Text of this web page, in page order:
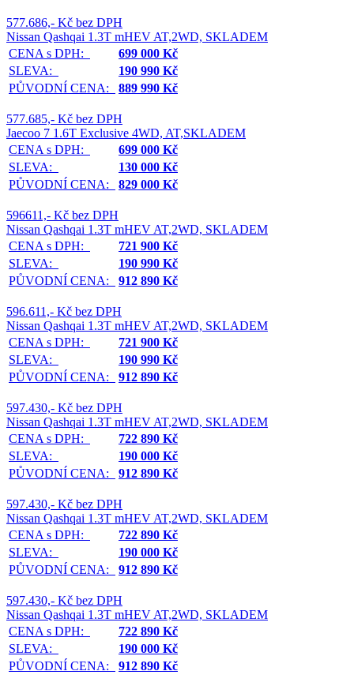
577.686,- Kč bez DPH
Nissan Qashqai 1.3T mHEV AT,2WD, SKLADEM
CENA s DPH:
699 000 Kč
SLEVA:
190 990 Kč
PŮVODNÍ CENA:
889 990 Kč
577.685,- Kč bez DPH
Jaecoo 7 1.6T Exclusive 4WD, AT,SKLADEM
CENA s DPH:
699 000 Kč
SLEVA:
130 000 Kč
PŮVODNÍ CENA:
829 000 Kč
596611,- Kč bez DPH
Nissan Qashqai 1.3T mHEV AT,2WD, SKLADEM
CENA s DPH:
721 900 Kč
SLEVA:
190 990 Kč
PŮVODNÍ CENA:
912 890 Kč
596.611,- Kč bez DPH
Nissan Qashqai 1.3T mHEV AT,2WD, SKLADEM
CENA s DPH:
721 900 Kč
SLEVA:
190 990 Kč
PŮVODNÍ CENA:
912 890 Kč
597.430,- Kč bez DPH
Nissan Qashqai 1.3T mHEV AT,2WD, SKLADEM
CENA s DPH:
722 890 Kč
SLEVA:
190 000 Kč
PŮVODNÍ CENA:
912 890 Kč
597.430,- Kč bez DPH
Nissan Qashqai 1.3T mHEV AT,2WD, SKLADEM
CENA s DPH:
722 890 Kč
SLEVA:
190 000 Kč
PŮVODNÍ CENA:
912 890 Kč
597.430,- Kč bez DPH
Nissan Qashqai 1.3T mHEV AT,2WD, SKLADEM
CENA s DPH:
722 890 Kč
SLEVA:
190 000 Kč
PŮVODNÍ CENA:
912 890 Kč